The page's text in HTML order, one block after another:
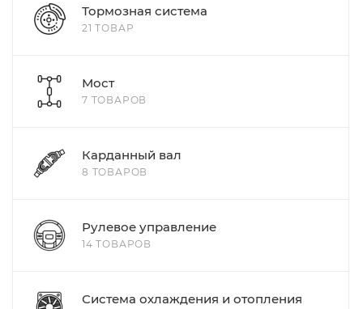
Тормозная система
21 ТОВАР
Мост
7 ТОВАРОВ
Карданный вал
8 ТОВАРОВ
Рулевое управление
14 ТОВАРОВ
Система охлаждения и отопления